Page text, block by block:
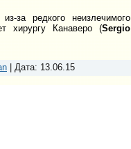
редкого неизлечимого
хирургу Канаверо (Sergio
Дата: 13.06.15